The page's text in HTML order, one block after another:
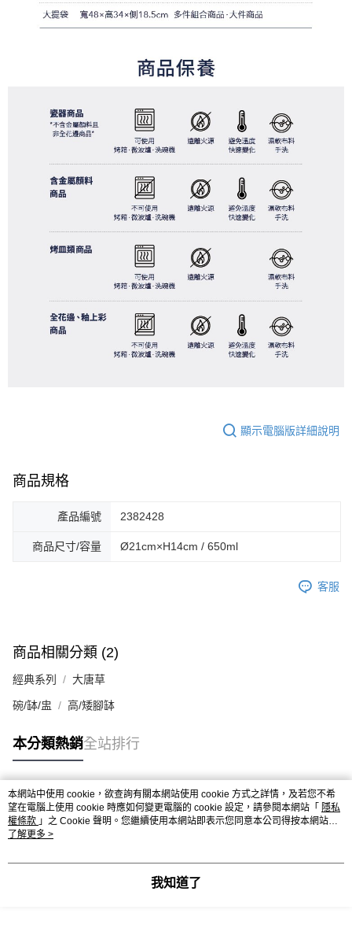
顯示電腦版詳細說明
商品規格
產品編號 2382428
商品尺寸/容量 Ø21cm×H14cm / 650ml
客服
商品相關分類 (2)
經典系列 大唐草
碗/缽/盅 高/矮腳缽
本分類熱銷全站排行
熱門標籤
本網站中使用 cookie，欲查詢有關本網站使用 cookie 方式之詳情，及若您不希
望在電腦上使用 cookie 時應如何變更電腦的 cookie 設定，請參閱本網站「 隱私
權條款 」之 Cookie 聲明。您繼續使用本網站即表示您同意本公司得按本網站使
用條款之 Cookie 聲明使用 cookie。
了解更多 >
我知道了